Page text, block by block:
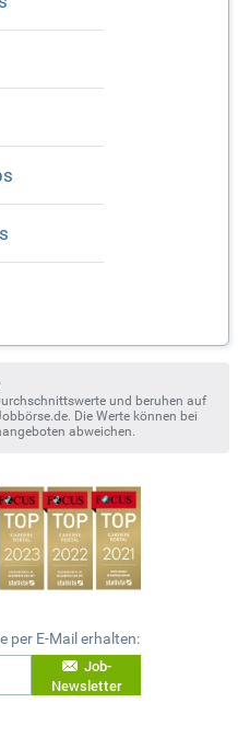
und beruhen auf
Die Werte können bei
abweichen.
per E-Mail erhalten:
Job-
Newsletter